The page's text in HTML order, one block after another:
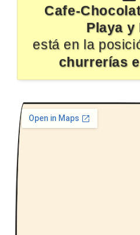
Cafe-
Playa y
está en la
churrerías